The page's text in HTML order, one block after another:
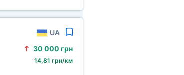
UA
30 000 грн
14,81 грн/км